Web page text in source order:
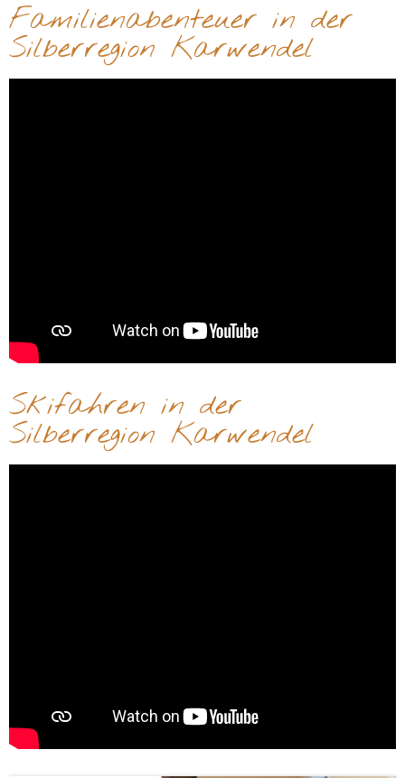
Familienabenteuer in der
Silberregion Karwendel
Skifahren in der
Silberregion Karwendel